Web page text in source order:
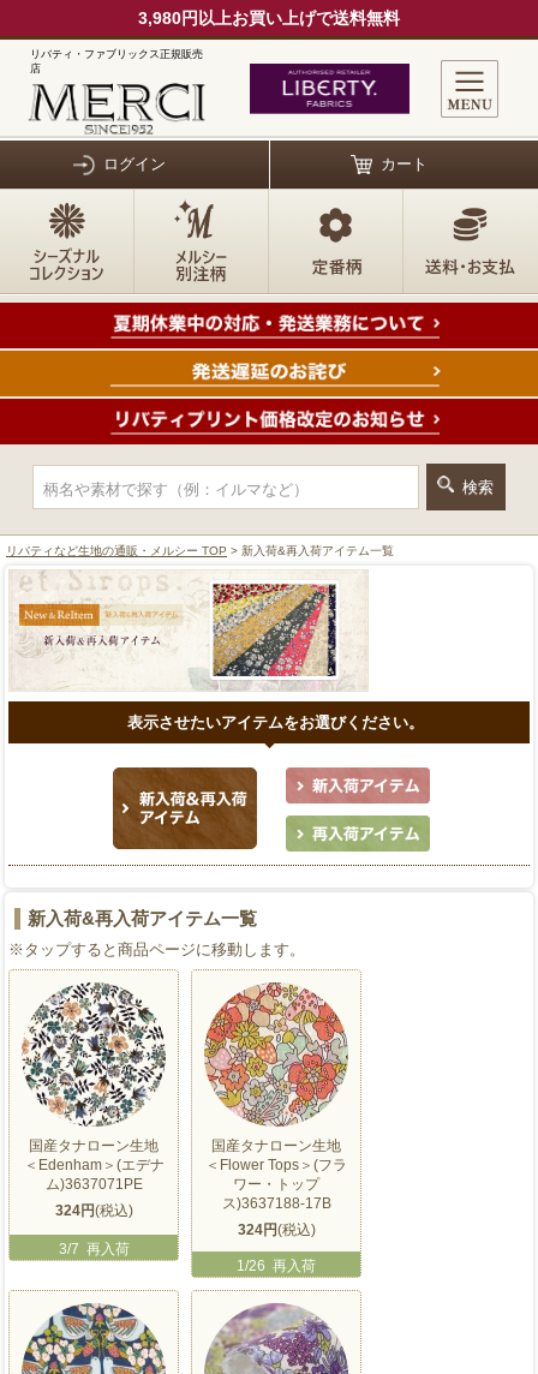
3,980円以上お買い上げで送料無料
リバティ・ファブリックス正規販売
店
ログイン カート
リバティなど生地の通販・メルシー TOP > 新入荷&再入荷アイテム一覧
表示させたいアイテムをお選びください。
新入荷&再入荷アイテム一覧
※タップすると商品ページに移動します。
国産タナローン生地
＜Edenham＞(エデナ
ム)3637071PE
324円(税込)
3/7 再入荷
国産タナローン生地
＜Flower Tops＞(フラ
ワー・トップ
ス)3637188-17B
324円(税込)
1/26 再入荷